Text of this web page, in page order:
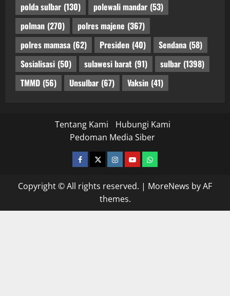
polda sulbar (130) polewali mandar (53)
polman (270) polres majene (367)
polres mamasa (62) Presiden (40) Sendana (58)
Sosialisasi (50) sulawesi barat (91) sulbar (1398)
TMMD (56) Unsulbar (67) Vaksin (41)
Tentang Kami
Hubungi Kami
Pedoman Media Siber
facebooktwitterinstagram.com
youtubewhatsapp
Copyright © All rights reserved. | MoreNews by AF
themes.